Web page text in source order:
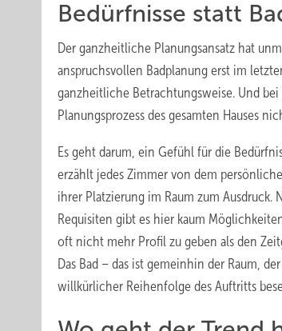
Bedürfnisse statt
Der ganzheitliche Planungsansatz hat
anspruchsvollen Badplanung erst im
ganzheitliche Betrachtungsweise. Und
Planungsprozess des gesamten Hauses
Es geht darum, ein Gefühl für die
erzählt jedes Zimmer von dem
ihrer Platzierung im Raum zum
Requisiten gibt es hier kaum
oft nicht mehr Profil zu geben als den
Das Bad – das ist gemeinhin der Raum,
willkürlicher Reihenfolge des Auftritts